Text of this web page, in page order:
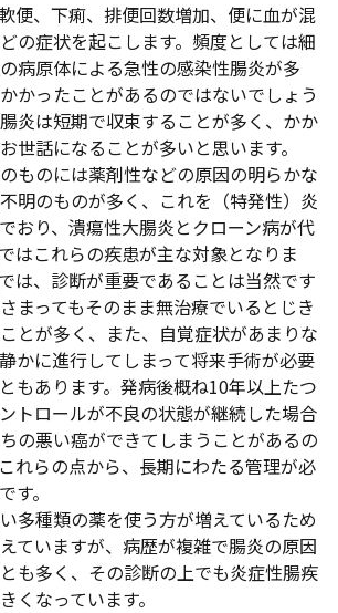
便、下痢、排便回数増加、便に血が混
の症状を起こします。頻度としては細
病原体による急性の感染性腸炎が多
かったことがあるのではないでしょう
炎は短期で収束することが多く、かか
世話になることが多いと思います。
ものには薬剤性などの原因の明らかな
明のものが多く、これを（特発性）炎
おり、潰瘍性大腸炎とクローン病が代
はこれらの疾患が主な対象となりま
は、診断が重要であることは当然です
まってもそのまま無治療でいるとじき
とが多く、また、自覚症状があまりな
かに進行してしまって将来手術が必要
もあります。発病後概ね10年以上たつ
トロールが不良の状態が継続した場合
の悪い癌ができてしまうことがあるの
れらの点から、長期にわたる管理が必
す。
多種類の薬を使う方が増えているため
ていますが、病歴が複雑で腸炎の原因
も多く、その診断の上でも炎症性腸疾
くなっています。